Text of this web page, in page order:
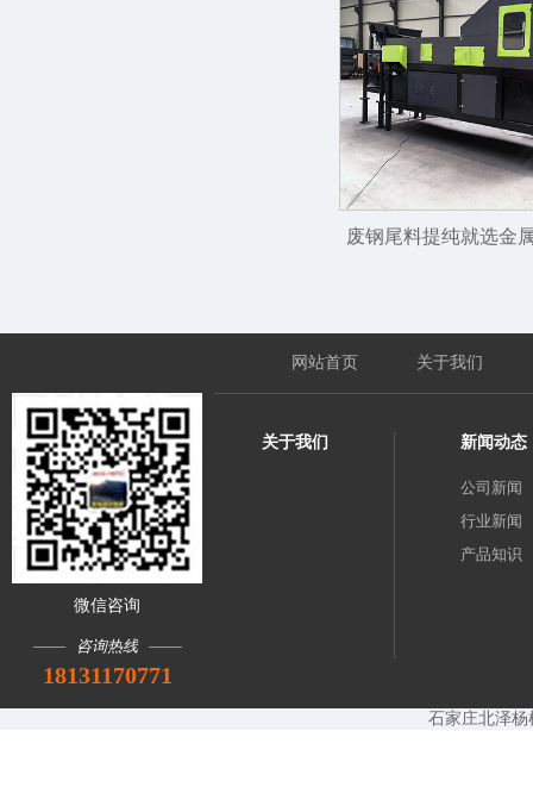
废钢尾料提纯就选金
微信咨询
咨询热线
18131170771
网站首页 关于我们
关于我们 新闻动态
公司新闻
行业新闻
产品知识
石家庄北泽